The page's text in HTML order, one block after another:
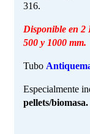
316.
Disponible en 2
500 y 1000 mm.
Tubo
Especialmente
pellets/biomasa.